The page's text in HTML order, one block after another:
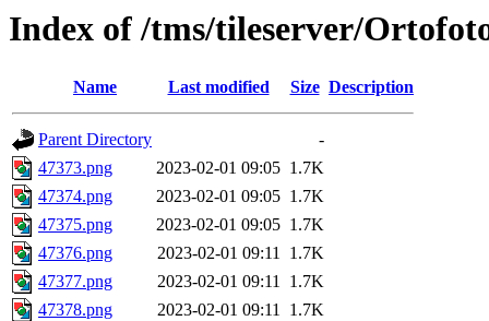
Index of /tms/tileserver/
Name Last modified Size Description
Parent Directory
-
47373.png
2023-02-01 09:05 1.7K
47374.png
2023-02-01 09:05 1.7K
47375.png
2023-02-01 09:05 1.7K
47376.png
2023-02-01 09:11 1.7K
47377.png
2023-02-01 09:11 1.7K
47378.png
2023-02-01 09:11 1.7K